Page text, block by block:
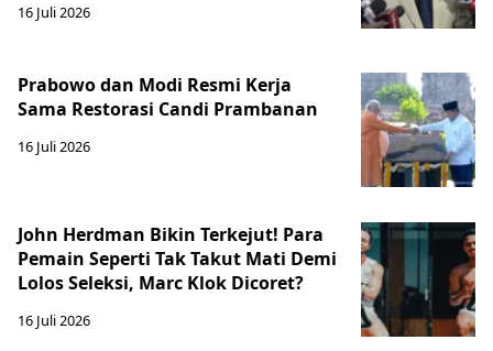
16 Juli 2026
Prabowo dan Modi Resmi Kerja
Sama Restorasi Candi Prambanan
16 Juli 2026
John Herdman Bikin Terkejut! Para
Pemain Seperti Tak Takut Mati Demi
Lolos Seleksi, Marc Klok Dicoret?
16 Juli 2026